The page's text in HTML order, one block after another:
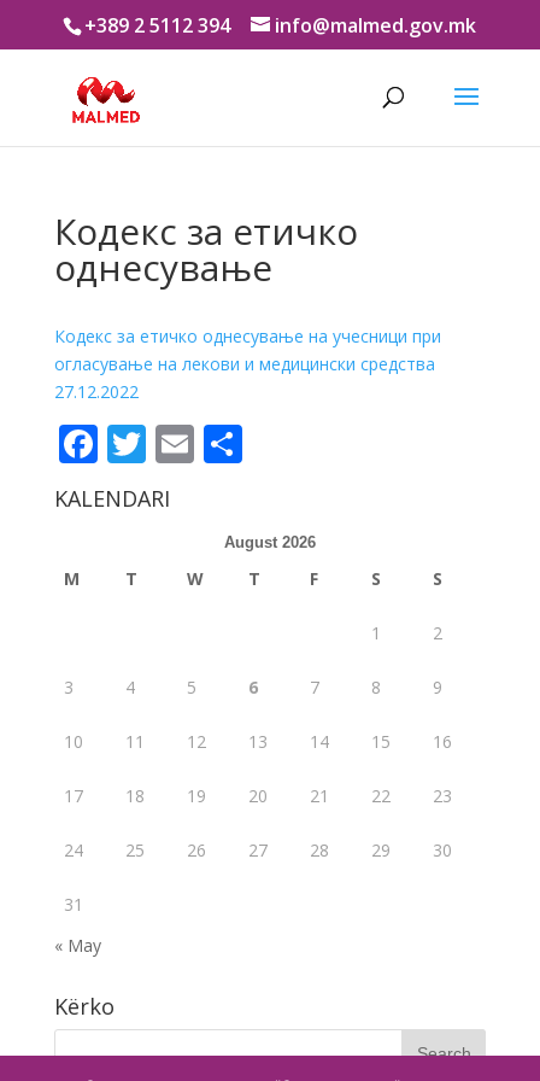
+389 2 5112 394 info@malmed.gov.mk
Кодекс за етичко
однесување
Кодекс за етичко однесување на учесници при
огласување на лекови и медицински средства
27.12.2022
Facebook
Twitter
EmailShare
KALENDARI
August 2026
M T W T F S S
1 2
3 4 5 6 7 8 9
10 11 12 13 14 15 16
17 18 19 20 21 22 23
24 25 26 27 28 29 30
31
« May
Kërko